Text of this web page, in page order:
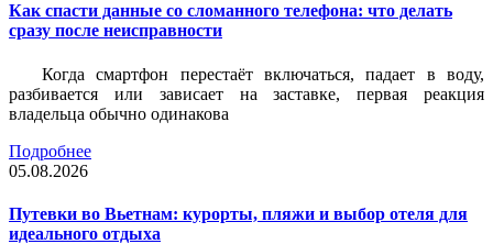
Как спасти данные со сломанного телефона: что делать
сразу после неисправности
Когда смартфон перестаёт включаться, падает в воду,
разбивается или зависает на заставке, первая реакция
владельца обычно одинакова
Подробнее
05.08.2026
Путевки во Вьетнам: курорты, пляжи и выбор отеля для
идеального отдыха